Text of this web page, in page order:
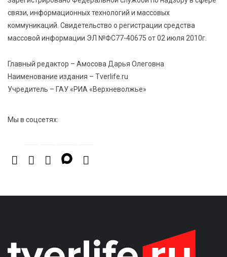
7 Авг 2026 15:41 323
Открыт набор на программу амбассадоров для
студентов российских вузов
7 Авг 2026 15:37 304
Жителям Тверской области напомнили об
опасности домашних заготовок
связи, информационных технологий и массовых
коммуникаций. Свидетельство о регистрации средства
массовой информации ЭЛ №ФС77-40675 от 02 июля 2010г.
Главный редактор – Амосова Дарья Олеговна
Наименование издания – Tverlife.ru
Учредитель – ГАУ «РИА «Верхневолжье»
Мы в соцсетях: